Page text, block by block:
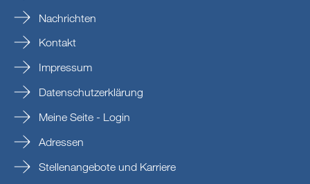
Nachrichten
Kontakt
Impressum
Datenschutzerklärung
Meine Seite - Login
Adressen
Stellenangebote und Karriere